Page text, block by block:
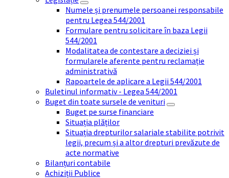
Numele și prenumele persoanei responsabile
pentru Legea 544/2001
Formulare pentru solicitare în baza Legii
544/2001
Modalitatea de contestare a deciziei și
formularele aferente pentru reclamație
administrativă
Rapoartele de aplicare a Legii 544/2001
Buletinul informativ - Legea 544/2001
Buget din toate sursele de venituri
Buget pe surse financiare
Situația plăților
Situația drepturilor salariale stabilite potrivit
legii, precum și a altor drepturi prevăzute de
acte normative
Bilanțuri contabile
Achiziții Publice